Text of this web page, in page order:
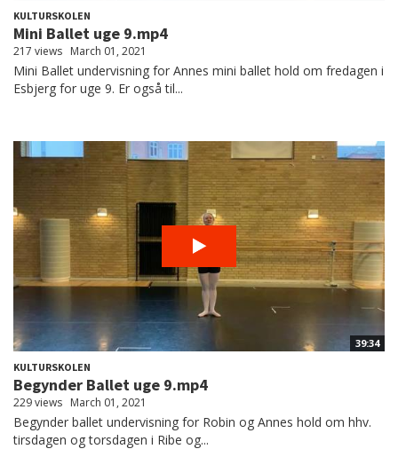
KULTURSKOLEN
Mini Ballet uge 9.mp4
217 views March 01, 2021
Mini Ballet undervisning for Annes mini ballet hold om fredagen i
Esbjerg for uge 9. Er også til...
39:34
KULTURSKOLEN
Begynder Ballet uge 9.mp4
229 views March 01, 2021
Begynder ballet undervisning for Robin og Annes hold om hhv.
tirsdagen og torsdagen i Ribe og...